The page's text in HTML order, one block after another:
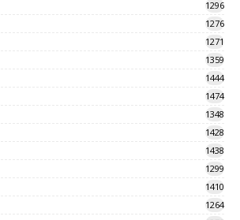
1296
1276
1271
1359
1444
1474
1348
1428
1438
1299
1410
1264